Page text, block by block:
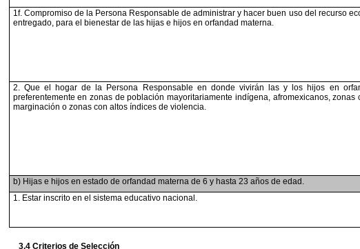
1f. Compromiso de la Persona Responsable de administrar y hacer buen uso del recurso
entregado, para el bienestar de las hijas e hijos en orfandad materna.
2. Que el hogar de la Persona Responsable en donde vivirán las y los hijos en
preferentemente en zonas de población mayoritariamente indígena, afromexicanos, zonas
marginación o zonas con altos índices de violencia.
b) Hijas e hijos en estado de orfandad materna de 6 y hasta 23 años de edad.
1. Estar inscrito en el sistema educativo nacional.
3.4 Criterios de Selección